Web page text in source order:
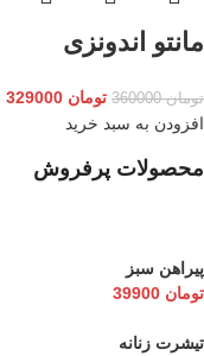
مانتو اندونزی
تومان360000 تومان
افزودن به سبد خرید
محصولات پرفروش
پیراهن سبز
تومان
تیشرت زنانه